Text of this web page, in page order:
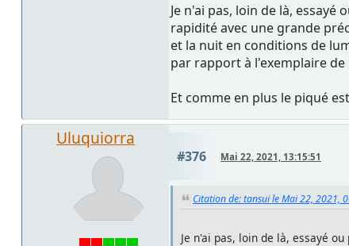
Je n'ai pas, loin de là,
rapidité avec une grande
et la nuit en conditions de
par rapport à l'exemplaire
Et comme en plus le piqué
Uluquiorra
#376 Mai 22, 2021, 13:15:51
Citation de: tansui le Mai 22, 2021,
Je n'ai pas, loin de là, essayé